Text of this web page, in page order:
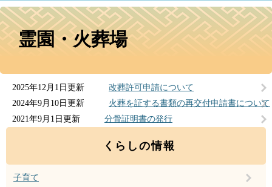
本
文
霊園・火葬場
2025年12月1日更新
改葬許可申請について
2024年9月10日更新
火葬を証する書類の再交付申請書について
2021年9月1日更新
分骨証明書の発行
くらしの情報
子育て